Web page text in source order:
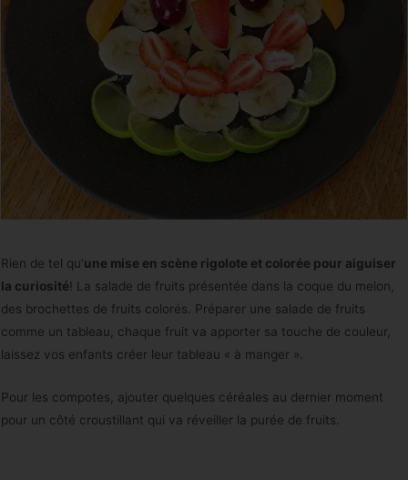
Rien de tel qu’une mise en scène rigolote et colorée pour aiguiser
la curiosité! La salade de fruits présentée dans la coque du melon,
des brochettes de fruits colorés. Préparer une salade de fruits
comme un tableau, chaque fruit va apporter sa touche de couleur,
laissez vos enfants créer leur tableau « à manger ».
Pour les compotes, ajouter quelques céréales au dernier moment
pour un côté croustillant qui va réveiller la purée de fruits.